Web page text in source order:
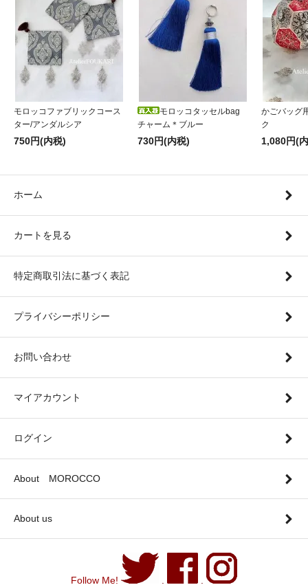
モロッコファブリックコース
ター/アンダルシア
750円(内税)
モロッコタッセルbag
チャーム＊ブルー
730円(内税)
かごバッグ
ク
1,080円(
ホーム
カートを見る
特定商取引法に基づく表記
プライバシーポリシー
お問い合わせ
マイアカウント
ログイン
About MOROCCO
About us
Follow Me!